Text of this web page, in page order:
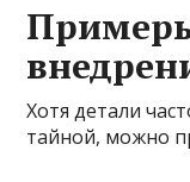
Хотя детали
тайной, можно